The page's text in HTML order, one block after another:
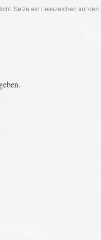
Setze ein Lesezeichen auf den